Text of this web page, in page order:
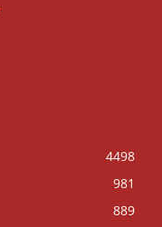
4498
981
889